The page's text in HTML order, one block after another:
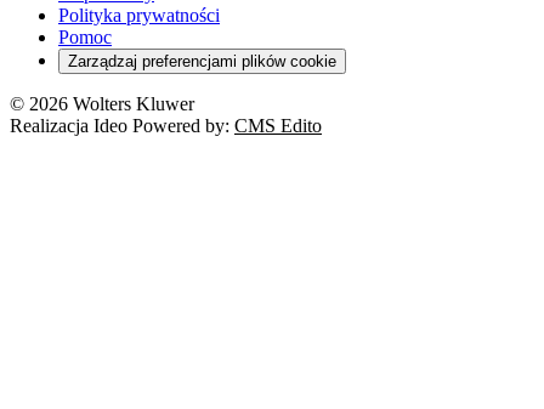
Deregulacja
Cyberbezpieczeństwo
Franczyza
Prawo autorskie
Orzeczenia
RODO
Polityka prywatności
Pomoc
Zarządzaj preferencjami plików cookie
© 2026 Wolters Kluwer
Realizacja Ideo Powered by: CMS Edito